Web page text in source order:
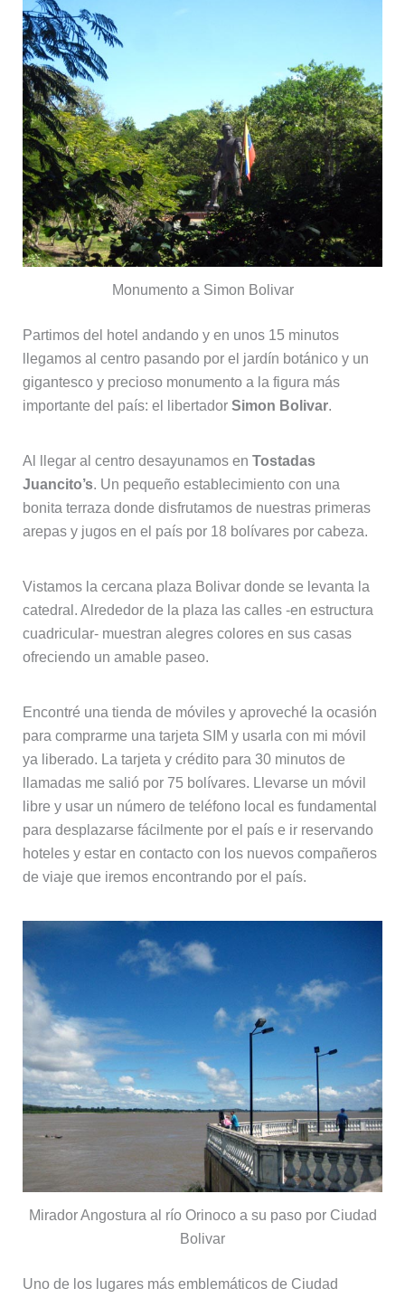
Monumento a Simon Bolivar
Partimos del hotel andando y en unos 15 minutos
llegamos al centro pasando por el jardín botánico y un
gigantesco y precioso monumento a la figura más
importante del país: el libertador Simon Bolivar.
Al llegar al centro desayunamos en Tostadas
Juancito’s. Un pequeño establecimiento con una
bonita terraza donde disfrutamos de nuestras primeras
arepas y jugos en el país por 18 bolívares por cabeza.
Vistamos la cercana plaza Bolivar donde se levanta la
catedral. Alrededor de la plaza las calles -en estructura
cuadricular- muestran alegres colores en sus casas
ofreciendo un amable paseo.
Encontré una tienda de móviles y aproveché la ocasión
para comprarme una tarjeta SIM y usarla con mi móvil
ya liberado. La tarjeta y crédito para 30 minutos de
llamadas me salió por 75 bolívares. Llevarse un móvil
libre y usar un número de teléfono local es fundamental
para desplazarse fácilmente por el país e ir reservando
hoteles y estar en contacto con los nuevos compañeros
de viaje que iremos encontrando por el país.
Mirador Angostura al río Orinoco a su paso por Ciudad
Bolivar
Uno de los lugares más emblemáticos de Ciudad